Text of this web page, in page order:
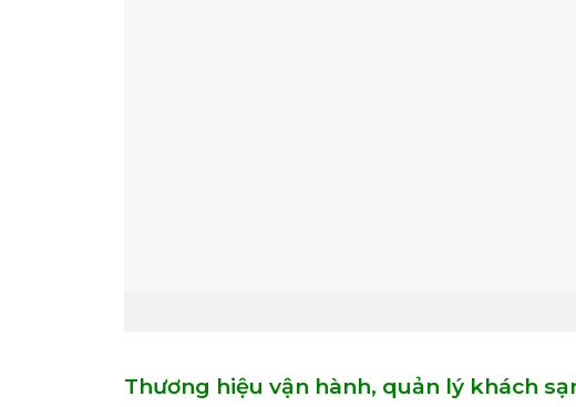
Thương hiệu vận hành, quản lý khách